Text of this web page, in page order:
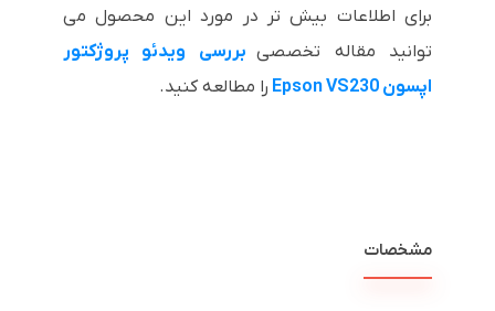
برای اطلاعات بیش تر در مورد این محصول می
توانید مقاله تخصصی بررسی ویدئو پروژکتور
اپسون Epson VS230
را مطالعه کنید.
مشخصات